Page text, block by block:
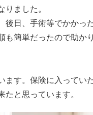
ました。
後日、手術等でかかっ
も簡単だったので助か
ます。保険に入ってい
と思っています。